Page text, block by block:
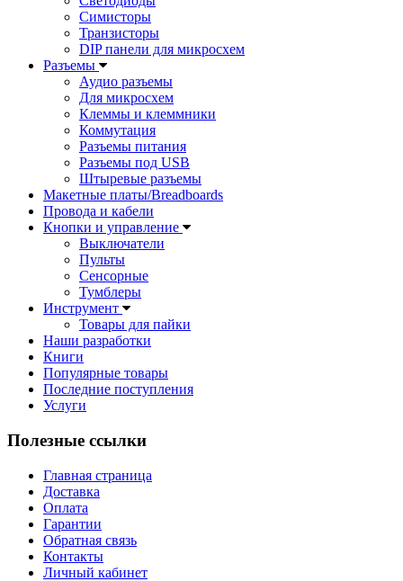
Симисторы
Транзисторы
DIP панели для микросхем
Разъемы
Аудио разъемы
Для микросхем
Клеммы и клеммники
Коммутация
Разъемы питания
Разъемы под USB
Штыревые разъемы
Макетные платы/Breadboards
Провода и кабели
Кнопки и управление
Выключатели
Пульты
Сенсорные
Тумблеры
Инструмент
Товары для пайки
Наши разработки
Книги
Популярные товары
Последние поступления
Услуги
Полезные ссылки
Главная страница
Доставка
Оплата
Гарантии
Обратная связь
Контакты
Личный кабинет